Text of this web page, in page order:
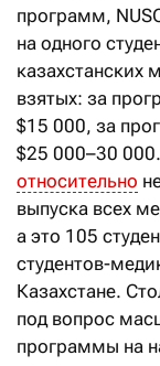
программ,
на одного
казахстанских
взятых: за
$15 000, за
$25 000–30
относительно
выпуска всех
а это 105
студентов-
Казахстане.
под вопрос
программы на